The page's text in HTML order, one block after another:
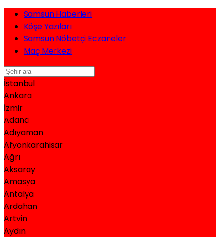
Samsun Haberleri
Köşe Yazıları
Samsun Nöbetçi Eczaneler
Maç Merkezi
İstanbul
Ankara
İzmir
Adana
Adıyaman
Afyonkarahisar
Ağrı
Aksaray
Amasya
Antalya
Ardahan
Artvin
Aydın